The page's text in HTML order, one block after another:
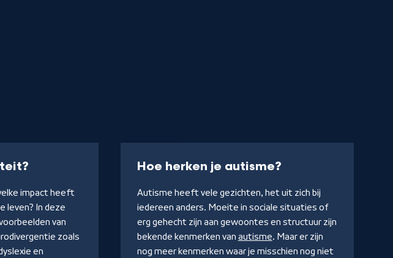
NPO
Kennis
impact heeft
leven? In deze
van
zoals
en
Hoe herken je autisme?-
NPO
Kennis
Autisme heeft vele gezichten, het uit zich bij
iedereen anders. Moeite in sociale situaties of
erg gehecht zijn aan gewoontes en structuur zijn
bekende kenmerken van autisme. Maar er zijn
nog meer kenmerken waar je misschien nog niet